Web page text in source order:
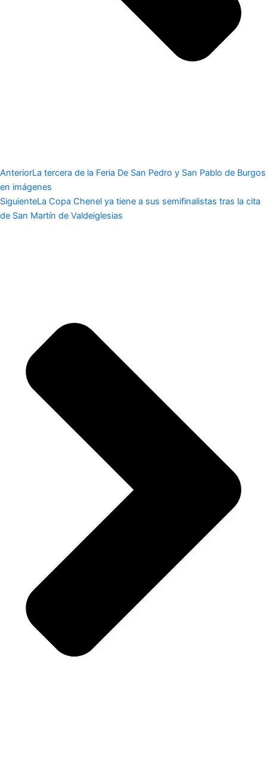
AnteriorLa tercera de la Feria De San Pedro y San Pablo de Burgos
en imágenes
SiguienteLa Copa Chenel ya tiene a sus semifinalistas tras la cita
de San Martín de Valdeiglesias